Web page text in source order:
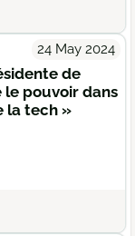
24 May 2024
de
le pouvoir dans
la tech »